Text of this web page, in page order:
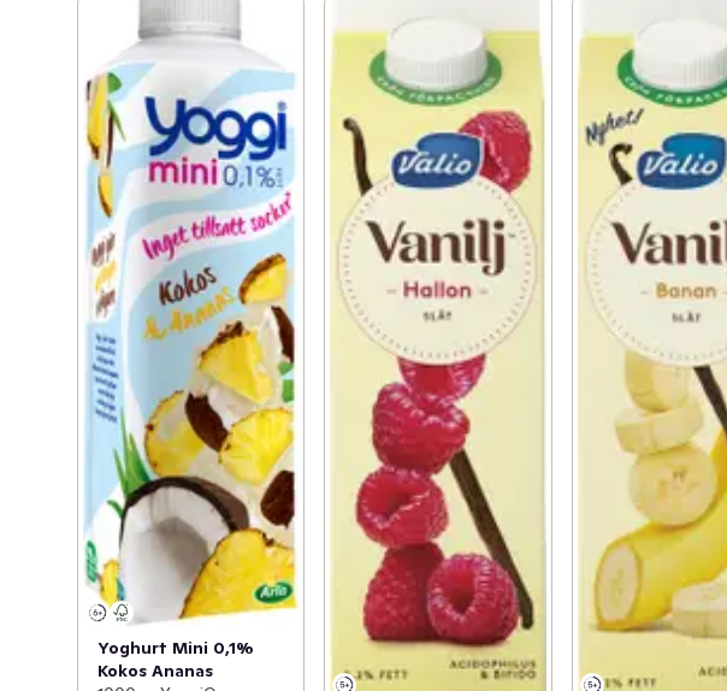
Yoghurt Mini 0,1%
Kokos Ananas